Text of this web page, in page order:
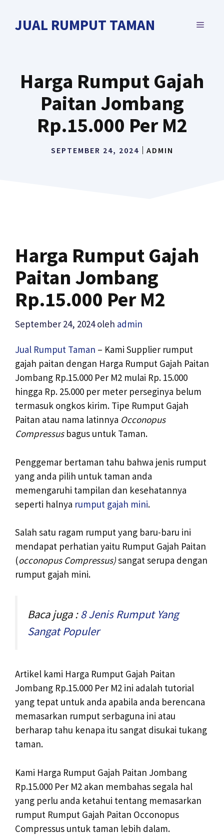
JUAL RUMPUT TAMAN MENU
Harga Rumput Gajah
Paitan Jombang
Rp.15.000 Per M2
SEPTEMBER 24, 2024 ADMIN
Harga Rumput Gajah
Paitan Jombang
Rp.15.000 Per M2
September 24, 2024 oleh admin
Jual Rumput Taman – Kami Supplier rumput
gajah paitan dengan Harga Rumput Gajah Paitan
Jombang Rp.15.000 Per M2 mulai Rp. 15.000
hingga Rp. 25.000 per meter perseginya belum
termasuk ongkos kirim. Tipe Rumput Gajah
Paitan atau nama latinnya Occonopus
Compressusbagus untuk Taman.
Penggemar bertaman tahu bahwa jenis rumput
yang anda pilih untuk taman anda
memengaruhi tampilan dan kesehatannya
seperti halnya rumput gajah mini.
Salah satu ragam rumput yang baru-baru ini
mendapat perhatian yaitu Rumput Gajah Paitan
(occonopus Compressus)sangat serupa dengan
rumput gajah mini.
Baca juga :8 Jenis Rumput Yang
Sangat Populer
Artikel kami Harga Rumput Gajah Paitan
Jombang Rp.15.000 Per M2 ini adalah tutorial
yang tepat untuk anda apabila anda berencana
memasarkan rumput serbaguna ini atau
berharap tahu kenapa itu sangat disukai tukang
taman.
Kami Harga Rumput Gajah Paitan Jombang
Rp.15.000 Per M2 akan membahas segala hal
yang perlu anda ketahui tentang memasarkan
rumput Rumput Gajah Paitan Occonopus
Compressus untuk taman lebih dalam.